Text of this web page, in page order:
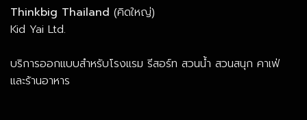
Thinkbig Thailand (คิดใหญ่)
Kid Yai Ltd.
บริการออกแบบสำหรับโรงแรม รีสอร์ท สวนน้ำ สวนสนุก คาเฟ่
และร้านอาหาร